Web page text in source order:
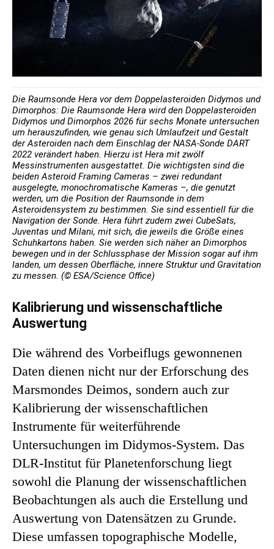
Die Raumsonde Hera vor dem Doppelasteroiden Didymos und
Dimorphos: Die Raumsonde Hera wird den Doppelasteroiden
Didymos und Dimorphos 2026 für sechs Monate untersuchen
um herauszufinden, wie genau sich Umlaufzeit und Gestalt
der Asteroiden nach dem Einschlag der NASA-Sonde DART
2022 verändert haben. Hierzu ist Hera mit zwölf
Messinstrumenten ausgestattet. Die wichtigsten sind die
beiden Asteroid Framing Cameras – zwei redundant
ausgelegte, monochromatische Kameras –, die genutzt
werden, um die Position der Raumsonde in dem
Asteroidensystem zu bestimmen. Sie sind essentiell für die
Navigation der Sonde. Hera führt zudem zwei CubeSats,
Juventas und Milani, mit sich, die jeweils die Größe eines
Schuhkartons haben. Sie werden sich näher an Dimorphos
bewegen und in der Schlussphase der Mission sogar auf ihm
landen, um dessen Oberfläche, innere Struktur und Gravitation
zu messen. (© ESA/Science Office)
Kalibrierung und wissenschaftliche
Auswertung
Die während des Vorbeiflugs gewonnenen
Daten dienen nicht nur der Erforschung des
Marsmondes Deimos, sondern auch zur
Kalibrierung der wissenschaftlichen
Instrumente für weiterführende
Untersuchungen im Didymos-System. Das
DLR-Institut für Planetenforschung liegt
sowohl die Planung der wissenschaftlichen
Beobachtungen als auch die Erstellung und
Auswertung von Datensätzen zu Grunde.
Diese umfassen topographische Modelle,